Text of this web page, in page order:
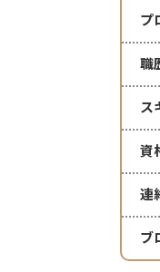
プ
職
ス
資
連
ブ